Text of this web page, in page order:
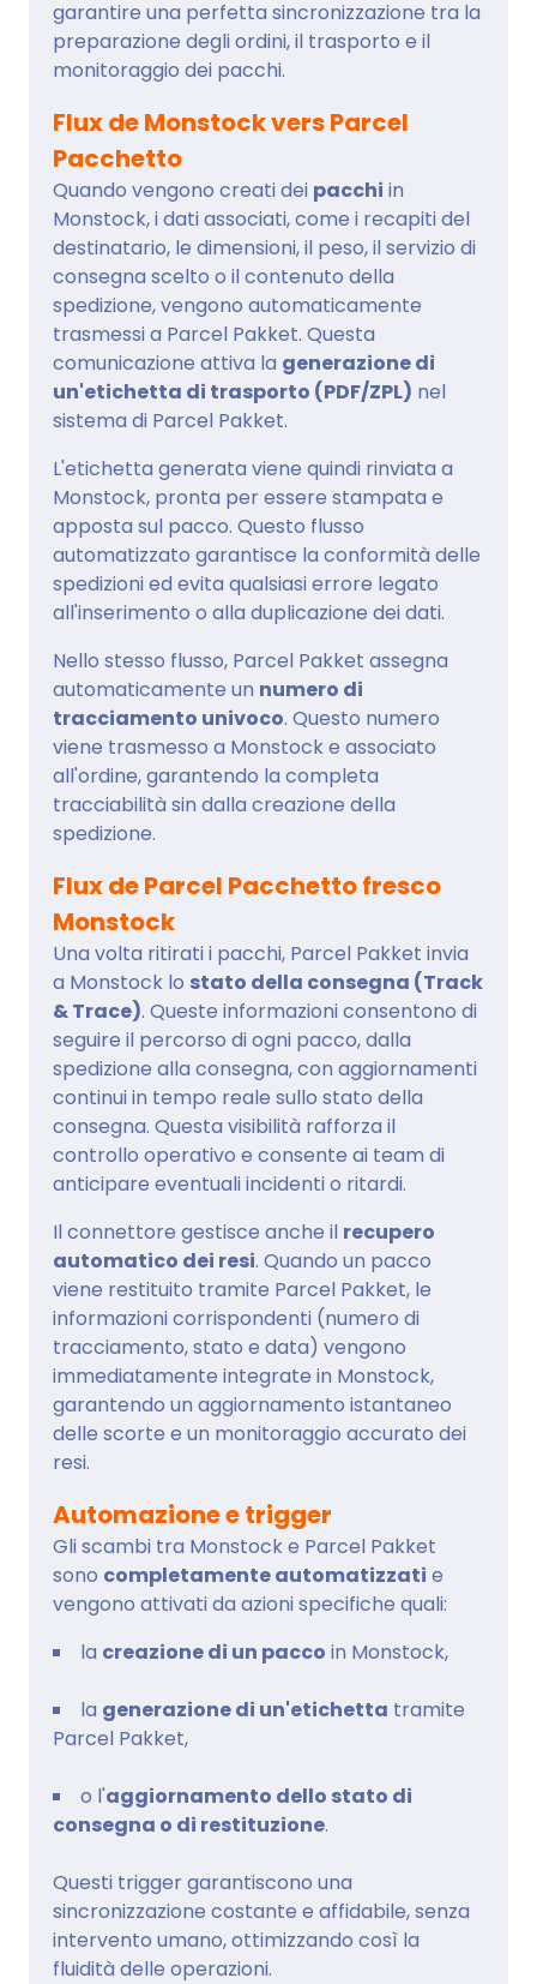
garantire una perfetta sincronizzazione tra la
preparazione degli ordini, il trasporto e il
monitoraggio dei pacchi.
Flux de Monstock vers Parcel
Pacchetto
Quando vengono creati dei pacchi in
Monstock, i dati associati, come i recapiti del
destinatario, le dimensioni, il peso, il servizio di
consegna scelto o il contenuto della
spedizione, vengono automaticamente
trasmessi a Parcel Pakket. Questa
comunicazione attiva la generazione di
un'etichetta di trasporto (PDF/ZPL) nel
sistema di Parcel Pakket.
L'etichetta generata viene quindi rinviata a
Monstock, pronta per essere stampata e
apposta sul pacco. Questo flusso
automatizzato garantisce la conformità delle
spedizioni ed evita qualsiasi errore legato
all'inserimento o alla duplicazione dei dati.
Nello stesso flusso, Parcel Pakket assegna
automaticamente un numero di
tracciamento univoco. Questo numero
viene trasmesso a Monstock e associato
all'ordine, garantendo la completa
tracciabilità sin dalla creazione della
spedizione.
Flux de Parcel Pacchetto fresco
Monstock
Una volta ritirati i pacchi, Parcel Pakket invia
a Monstock lo stato della consegna (Track
& Trace). Queste informazioni consentono di
seguire il percorso di ogni pacco, dalla
spedizione alla consegna, con aggiornamenti
continui in tempo reale sullo stato della
consegna. Questa visibilità rafforza il
controllo operativo e consente ai team di
anticipare eventuali incidenti o ritardi.
Il connettore gestisce anche il recupero
automatico dei resi. Quando un pacco
viene restituito tramite Parcel Pakket, le
informazioni corrispondenti (numero di
tracciamento, stato e data) vengono
immediatamente integrate in Monstock,
garantendo un aggiornamento istantaneo
delle scorte e un monitoraggio accurato dei
resi.
Automazione e trigger
Gli scambi tra Monstock e Parcel Pakket
sono completamente automatizzati e
vengono attivati da azioni specifiche quali:
la creazione di un pacco in Monstock,
la generazione di un'etichetta tramite
Parcel Pakket,
o l'aggiornamento dello stato di
consegna o di restituzione.
Questi trigger garantiscono una
sincronizzazione costante e affidabile, senza
intervento umano, ottimizzando così la
fluidità delle operazioni.